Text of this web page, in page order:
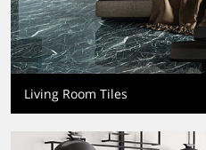
Living Room Tiles